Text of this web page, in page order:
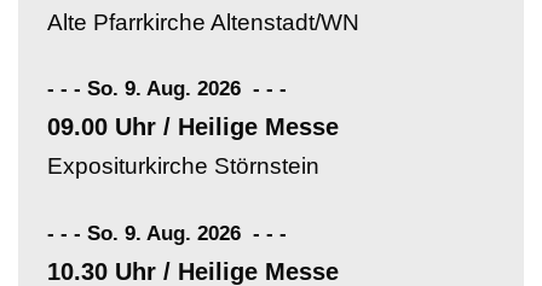
Alte Pfarrkirche Altenstadt/WN
- - - So. 9. Aug. 2026 - - -
09.00 Uhr / Heilige Messe
Expositurkirche Störnstein
- - - So. 9. Aug. 2026 - - -
10.30 Uhr / Heilige Messe